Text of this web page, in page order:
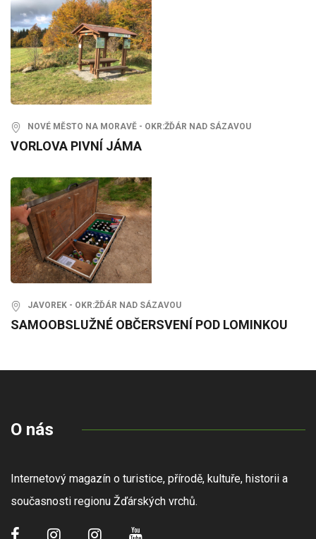
NOVÉ MĚSTO NA MORAVĚ - OKR:ŽĎÁR NAD SÁZAVOU
VORLOVA PIVNÍ JÁMA
JAVOREK - OKR:ŽĎÁR NAD SÁZAVOU
SAMOOBSLUŽNÉ OBČERSVENÍ POD LOMINKOU
O nás
Internetový magazín o turistice, přírodě, kultuře, historii a
současnosti regionu Žďárských vrchů.